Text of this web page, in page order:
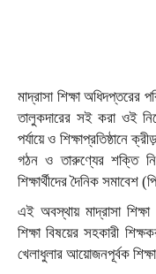
মাদ্রাসা শিক্ষা
তালুকদারের সই করা ওই
পর্যায়ে ও শিক্ষাপ্রতিষ্ঠানে
গঠন ও তারুণ্যের শক্তি
শিক্ষার্থীদের দৈনিক
এই অবস্থায় মাদ্রাসা
শিক্ষা বিষয়ের সহকারী
খেলাধুলার আয়োজনপূর্বক